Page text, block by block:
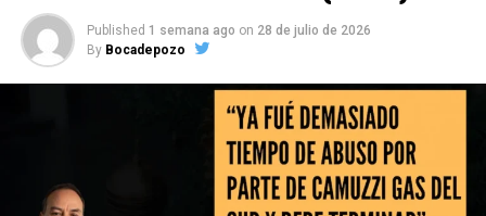
Published 1 semana ago on 28 de julio de 2026
By Bocadepozo